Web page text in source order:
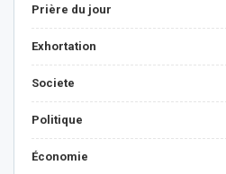
Prière du jour
Exhortation
Societe
Politique
Économie